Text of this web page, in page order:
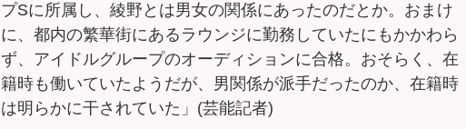
プSに所属し、綾野とは男女の関係にあったのだとか。おまけ
に、都内の繁華街にあるラウンジに勤務していたにもかかわら
ず、アイドルグループのオーディションに合格。おそらく、在
籍時も働いていたようだが、男関係が派手だったのか、在籍時
は明らかに干されていた」(芸能記者)